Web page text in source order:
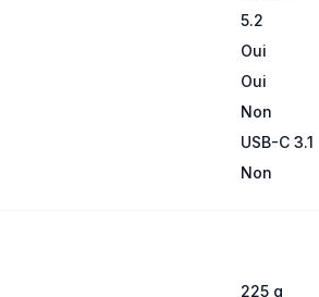
5.2
Oui
Oui
Non
USB-C 3.1
Non
225 g